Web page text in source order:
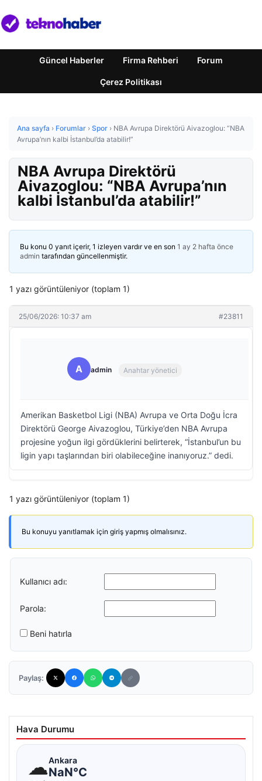
Güncel Haberler Firma Rehberi Forum
Çerez Politikası
Ana sayfa › Forumlar › Spor › NBA Avrupa Direktörü Aivazoglou: “NBA
Avrupa’nın kalbi İstanbul’da atabilir!”
NBA Avrupa Direktörü
Aivazoglou: “NBA Avrupa’nın
kalbi İstanbul’da atabilir!”
Bu konu 0 yanıt içerir, 1 izleyen vardır ve en son 1 ay 2 hafta önce
admin tarafından güncellenmiştir.
1 yazı görüntüleniyor (toplam 1)
25/06/2026: 10:37 am #23811
A admin Anahtar yönetici
Amerikan Basketbol Ligi (NBA) Avrupa ve Orta Doğu İcra
Direktörü George Aivazoglou, Türkiye’den NBA Avrupa
projesine yoğun ilgi gördüklerini belirterek, “İstanbul’un bu
ligin yapı taşlarından biri olabileceğine inanıyoruz.” dedi.
1 yazı görüntüleniyor (toplam 1)
Bu konuyu yanıtlamak için giriş yapmış olmalısınız.
Kullanıcı adı:
Parola:
Beni hatırla
Paylaş:
Hava Durumu
☁Ankara
NaN°C